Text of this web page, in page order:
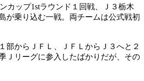
カップ1stラウンド１回戦、Ｊ３栃木
が乗り込む一戦。両チームは公式戦初
部からＪＦＬ、ＪＦＬからＪ３へと２
Ｊリーグに参入したばかりだが、その